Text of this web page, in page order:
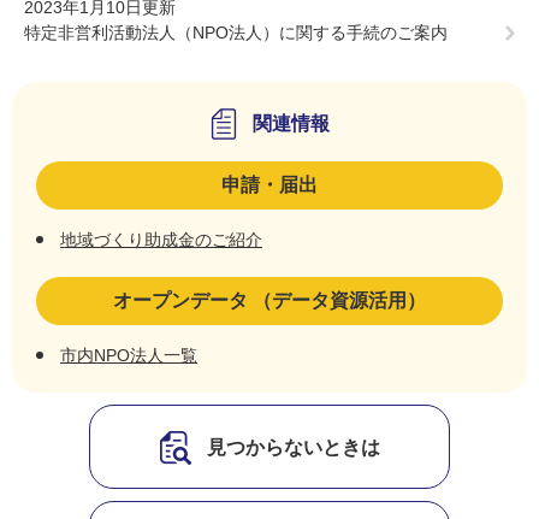
2023年1月10日更新
特定非営利活動法人（NPO法人）に関する手続のご案内
関連情報
申請・届出
地域づくり助成金のご紹介
オープンデータ （データ資源活用）
市内NPO法人一覧
見つからないときは